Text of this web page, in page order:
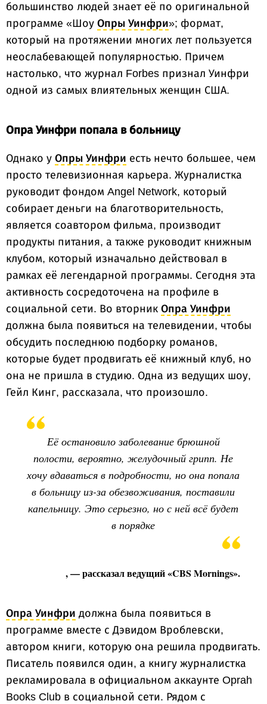
большинство людей знает её по оригинальной
программе «Шоу Опры Уинфри»; формат,
который на протяжении многих лет пользуется
неослабевающей популярностью. Причем
настолько, что журнал Forbes признал Уинфри
одной из самых влиятельных женщин США.
Опра Уинфри попала в больницу
Однако у Опры Уинфри есть нечто большее, чем
просто телевизионная карьера. Журналистка
руководит фондом Angel Network, который
собирает деньги на благотворительность,
является соавтором фильма, производит
продукты питания, а также руководит книжным
клубом, который изначально действовал в
рамках её легендарной программы. Сегодня эта
активность сосредоточена на профиле в
социальной сети. Во вторник Опра Уинфри
должна была появиться на телевидении, чтобы
обсудить последнюю подборку романов,
которые будет продвигать её книжный клуб, но
она не пришла в студию. Одна из ведущих шоу,
Гейл Кинг, рассказала, что произошло.
Её остановило заболевание брюшной
полости, вероятно, желудочный грипп. Не
хочу вдаваться в подробности, но она попала
в больницу из-за обезвоживания, поставили
капельницу. Это серьезно, но с ней всё будет
в порядке
, — рассказал ведущий «CBS Mornings».
Опра Уинфри должна была появиться в
программе вместе с Дэвидом Вроблевски,
автором книги, которую она решила продвигать.
Писатель появился один, а книгу журналистка
рекламировала в официальном аккаунте Oprah
Books Club в социальной сети. Рядом с